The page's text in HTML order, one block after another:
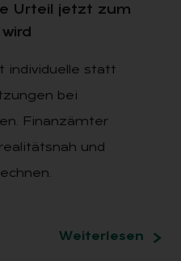
Ur­teil jetzt zum
individuelle statt
bei
Finanzämter
und
Weiterlesen